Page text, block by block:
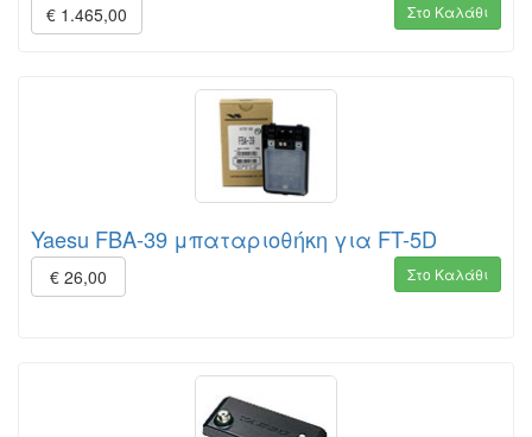
€ 1.465,00 Στο Καλάθι
Yaesu FBA-39 μπαταριοθήκη για FT-5D
€ 26,00 Στο Καλάθι